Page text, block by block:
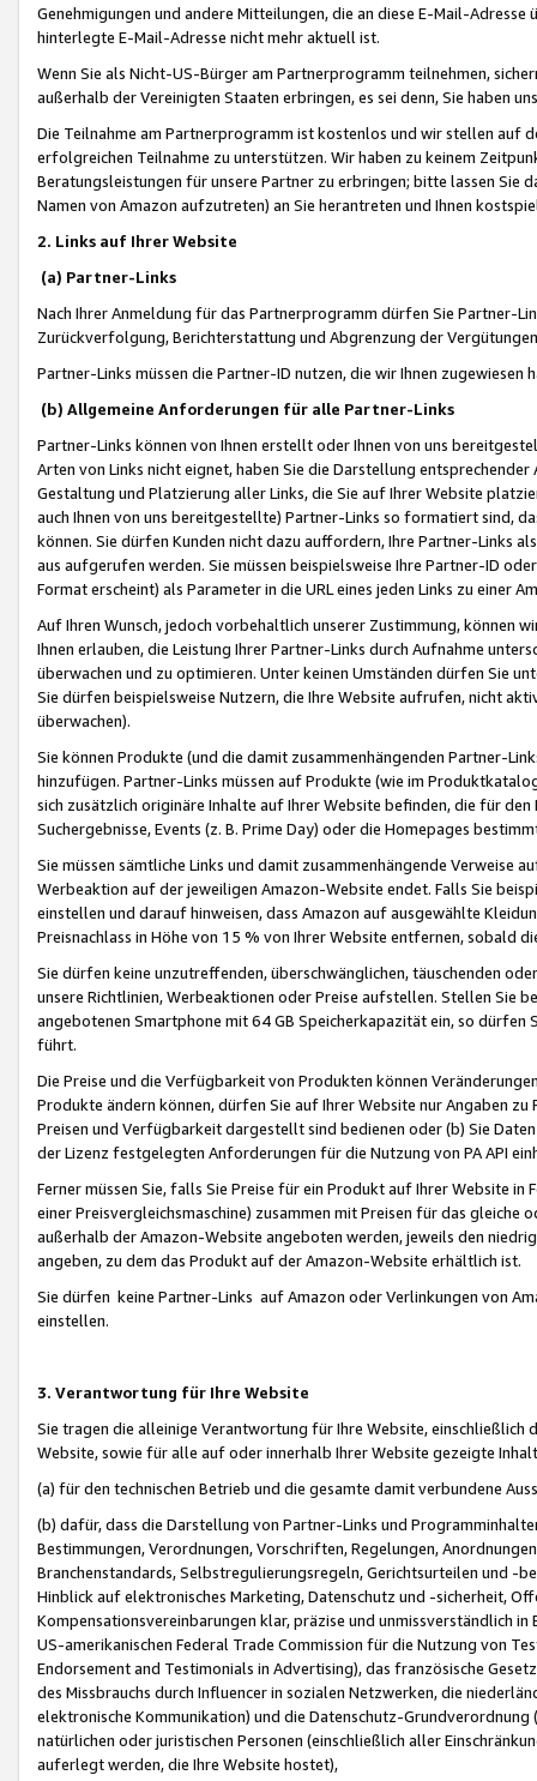
Genehmigungen und andere Mitteilungen, die an diese E-Mail-
hinterlegte E-Mail-Adresse nicht mehr aktuell ist.
Wenn Sie als Nicht-US-Bürger am Partnerprogramm teilnehmen,
außerhalb der Vereinigten Staaten erbringen, es sei denn, Sie haben
Die Teilnahme am Partnerprogramm ist kostenlos und wir stellen auf
erfolgreichen Teilnahme zu unterstützen. Wir haben zu keinem
Beratungsleistungen für unsere Partner zu erbringen; bitte lassen Sie
Namen von Amazon aufzutreten) an Sie herantreten und Ihnen
2. Links auf Ihrer Website
(a) Partner-Links
Nach Ihrer Anmeldung für das Partnerprogramm dürfen Sie Partner-
Zurückverfolgung, Berichterstattung und Abgrenzung der
Partner-Links müssen die Partner-ID nutzen, die wir Ihnen zugewiesen
(b) Allgemeine Anforderungen für alle Partner-Links
Partner-Links können von Ihnen erstellt oder Ihnen von uns
Arten von Links nicht eignet, haben Sie die Darstellung
Gestaltung und Platzierung aller Links, die Sie auf Ihrer Website
auch Ihnen von uns bereitgestellte) Partner-Links so formatiert sind,
können. Sie dürfen Kunden nicht dazu auffordern, Ihre Partner-Links
aus aufgerufen werden. Sie müssen beispielsweise Ihre Partner-ID
Format erscheint) als Parameter in die URL eines jeden Links zu einer
Auf Ihren Wunsch, jedoch vorbehaltlich unserer Zustimmung, können
Ihnen erlauben, die Leistung Ihrer Partner-Links durch Aufnahme
überwachen und zu optimieren. Unter keinen Umständen dürfen Sie
Sie dürfen beispielsweise Nutzern, die Ihre Website aufrufen, nicht
überwachen).
Sie können Produkte (und die damit zusammenhängenden Partner-
hinzufügen. Partner-Links müssen auf Produkte (wie im
sich zusätzlich originäre Inhalte auf Ihrer Website befinden, die für
Suchergebnisse, Events (z. B. Prime Day) oder die Homepages
Sie müssen sämtliche Links und damit zusammenhängende
Werbeaktion auf der jeweiligen Amazon-Website endet. Falls Sie
einstellen und darauf hinweisen, dass Amazon auf ausgewählte
Preisnachlass in Höhe von 15 % von Ihrer Website entfernen, sobald
Sie dürfen keine unzutreffenden, überschwänglichen, täuschenden
unsere Richtlinien, Werbeaktionen oder Preise aufstellen. Stellen Sie
angebotenen Smartphone mit 64 GB Speicherkapazität ein, so dürfen
führt.
Die Preise und die Verfügbarkeit von Produkten können
Produkte ändern können, dürfen Sie auf Ihrer Website nur Angaben
Preisen und Verfügbarkeit dargestellt sind bedienen oder (b) Sie
der Lizenz festgelegten Anforderungen für die Nutzung von PA API
Ferner müssen Sie, falls Sie Preise für ein Produkt auf Ihrer Website
einer Preisvergleichsmaschine) zusammen mit Preisen für das
außerhalb der Amazon-Website angeboten werden, jeweils den
angeben, zu dem das Produkt auf der Amazon-Website erhältlich ist.
Sie dürfen keine Partner-Links auf Amazon oder Verlinkungen von
einstellen.
3. Verantwortung für Ihre Website
Sie tragen die alleinige Verantwortung für Ihre Website,
Website, sowie für alle auf oder innerhalb Ihrer Website gezeigte
(a) für den technischen Betrieb und die gesamte damit verbundene
(b) dafür, dass die Darstellung von Partner-Links und
Bestimmungen, Verordnungen, Vorschriften, Regelungen,
Branchenstandards, Selbstregulierungsregeln, Gerichtsurteilen und -
Hinblick auf elektronisches Marketing, Datenschutz und -sicherheit,
Kompensationsvereinbarungen klar, präzise und unmissverständlich
US-amerikanischen Federal Trade Commission für die Nutzung von
Endorsement and Testimonials in Advertising), das französische
des Missbrauchs durch Influencer in sozialen Netzwerken, die
elektronische Kommunikation) und die Datenschutz-
natürlichen oder juristischen Personen (einschließlich aller
auferlegt werden, die Ihre Website hostet),